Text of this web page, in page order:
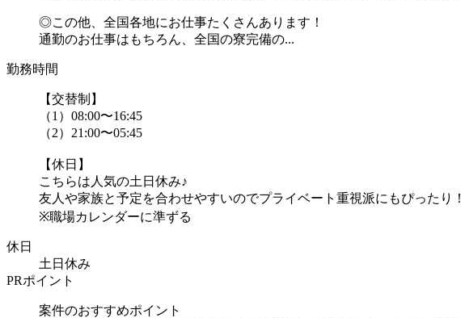
◎この他、全国各地にお仕事たくさんあります！
通勤のお仕事はもちろん、全国の寮完備の...
勤務時間
【交替制】
（1）08:00〜16:45
（2）21:00〜05:45
【休日】
こちらは人気の土日休み♪
友人や家族と予定を合わせやすいのでプライベート重視派にもぴったり！
※職場カレンダーに準ずる
休日
土日休み
PRポイント
案件のおすすめポイント